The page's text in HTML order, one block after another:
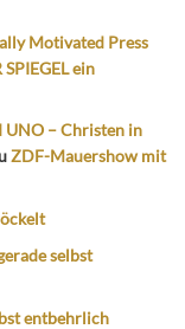
Motivated Press
ein
UNO – Christen in
ZDF-Mauershow mit
selbst
entbehrlich